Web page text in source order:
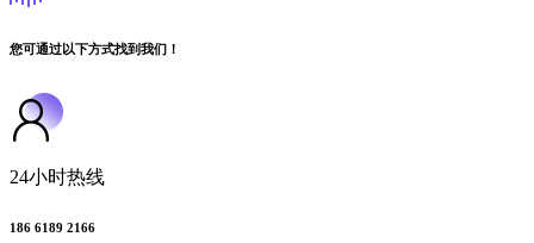
您可通过以下方式找到我们！
24小时热线
186 6189 2166